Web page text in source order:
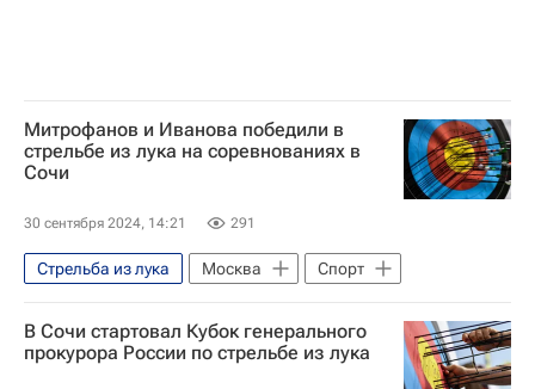
Митрофанов и Иванова победили в
стрельбе из лука на соревнованиях в
Сочи
30 сентября 2024, 14:21 291
Стрельба из лука Москва Спорт
В Сочи стартовал Кубок генерального
прокурора России по стрельбе из лука